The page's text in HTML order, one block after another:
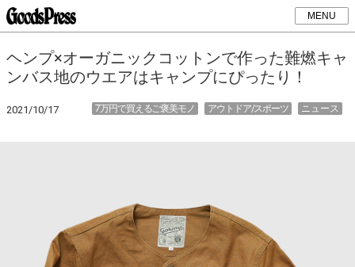
MENU
ヘンプ×オーガニックコットンで作った難燃キャ
ンバス地のウエアはキャンプにぴったり！
2021/10/17 ニュース
アウトドア/スポーツ
7万円で買えるご褒美モノ